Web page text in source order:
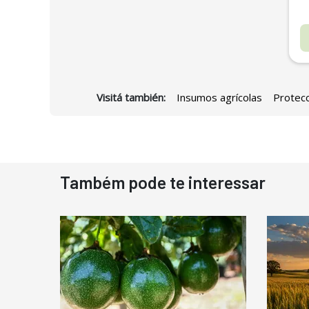
Visitá también: Insumos agrícolas
Também pode te interessar